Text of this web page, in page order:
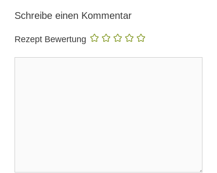
Schreibe einen Kommentar
Rezept Bewertung